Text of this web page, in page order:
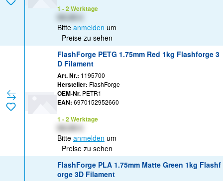
1 - 2 Werktage
Bitte anmelden um
Preise zu sehen
FlashForge PETG 1.75mm Red 1kg Flashforge 3
D Filament
Art. Nr.: 1195700
Hersteller: FlashForge
OEM-Nr. PETR1
EAN: 6970152952660
1 - 2 Werktage
Bitte anmelden um
Preise zu sehen
FlashForge PLA 1.75mm Matte Green 1kg Flashf
orge 3D Filament